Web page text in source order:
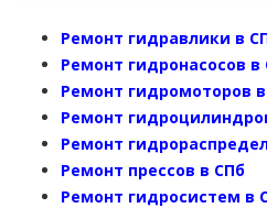
Ремонт гидравлики в
Ремонт гидронасосов в
Ремонт гидромоторов
Ремонт
Ремонт
Ремонт прессов в СПб
Ремонт гидросистем в